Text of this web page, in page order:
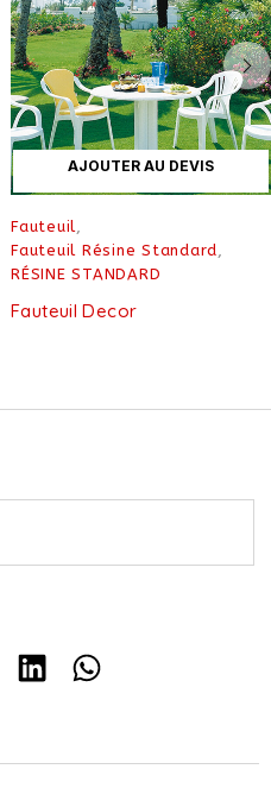
AJOUTER AU DEVIS
Fauteuil,
Fauteuil Résine Standard,
RÉSINE STANDARD
Fauteuil Decor